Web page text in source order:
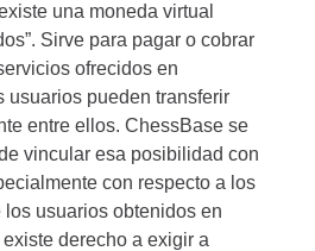
una moneda virtual
Sirve para pagar o cobrar
ofrecidos en
usuarios pueden transferir
entre ellos. ChessBase se
vincular esa posibilidad con
con respecto a los
usuarios obtenidos en
derecho a exigir a